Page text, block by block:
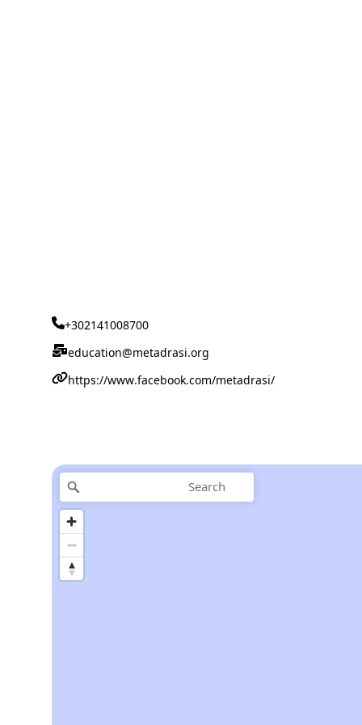
+302141008700
education@metadrasi.org
https://www.facebook.com/metadrasi/